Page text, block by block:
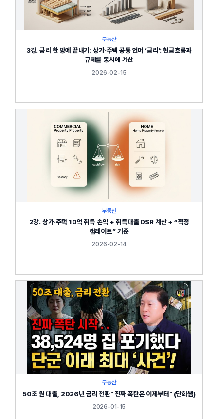
부동산
3강. 금리 한 방에 끝내기: 상가·주택 공통 언어 ‘금리’: 현금흐름과
규제를 동시에 계산
2026-02-15
부동산
2강. 상가·주택 10억 취득 손익 + 취득대출 DSR 계산 + “적정
캡레이트” 기준
2026-02-14
부동산
50조 원 대출, 2026년 금리 전환" 진짜 폭탄은 이제부터" (단희쌤)
2026-01-15